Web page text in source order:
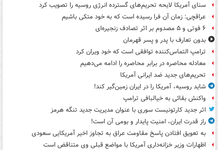
سنای آمریکا لایحه تحریم‌های گسترده انرژی روسیه را تصویب کرد
عراقچی: زمان آن فرا رسیده است که به خود متکی باشیم
۶ فوتی و ۵ مصدوم بر اثر تصادف زنجیره‌ای
بدون تعارف با پدر و پسر قهرمان
ترامپ التماس‌کننده توافقی است که خود ویران کرد
معادله محاصره در برابر محاصره را ادامه می‌دهیم
تحریم‌های جدید ضد ایرانی آمریکا
شاید روسیه، آمریکا را در ایران زمین‌گیر کند!
واکنش بقائی به خیالبافی ترامپ
اثر جدید کارتونیست سوری با عنوان مدیریت جدید تنگه هرمز
راز قدرت ایران، امنیت پایدار و بومی آن است!
به تعویق افتادن پاسخ مقاومت عراق به تجاوز اخیر آمریکایی سعودی
اظهارات وزیر خزانه‌داری آمریکا با مواضع قبلی وی متناقض است